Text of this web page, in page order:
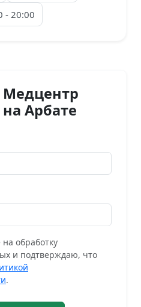
16:00 - 20:00
Медцентр
Арбате
обработку
и подтверждаю, что
.